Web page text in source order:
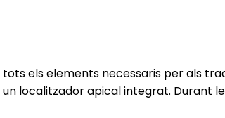
els elements necessaris per als
localitzador apical integrat. Durant